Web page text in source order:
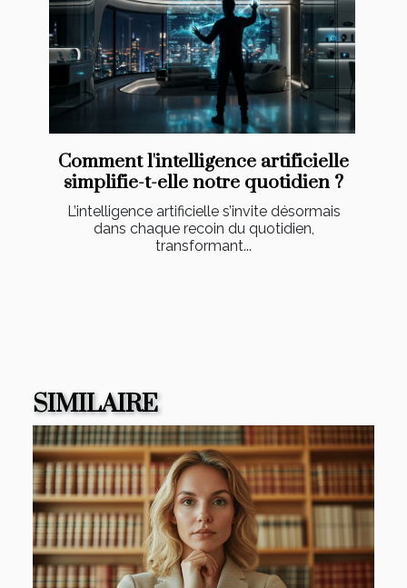
Comment l'intelligence artificielle
simplifie-t-elle notre quotidien ?
L’intelligence artificielle s’invite désormais
dans chaque recoin du quotidien,
transformant...
SIMILAIRE